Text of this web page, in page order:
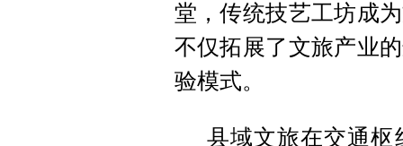
堂，传统技艺工坊成
不仅拓展了文旅产业
验模式。
县域文旅在交通枢